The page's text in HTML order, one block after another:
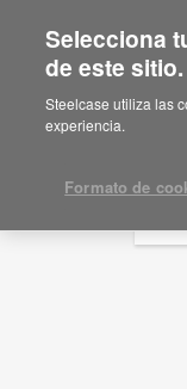
Documentos
Selecciona
de este sitio.
Steelcase utiliza las
experiencia.
Formato de